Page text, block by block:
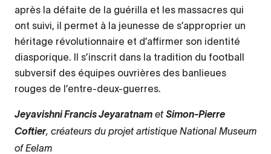
après la défaite de la guérilla et les massacres qui
ont suivi, il permet à la jeunesse de s’approprier un
héritage révolutionnaire et d’affirmer son identité
diasporique. Il s’inscrit dans la tradition du football
subversif des équipes ouvrières des banlieues
rouges de l’entre-deux-guerres.
Jeyavishni Francis Jeyaratnam et Simon-Pierre
Coftier, créateurs du projet artistique National Museum
of Eelam